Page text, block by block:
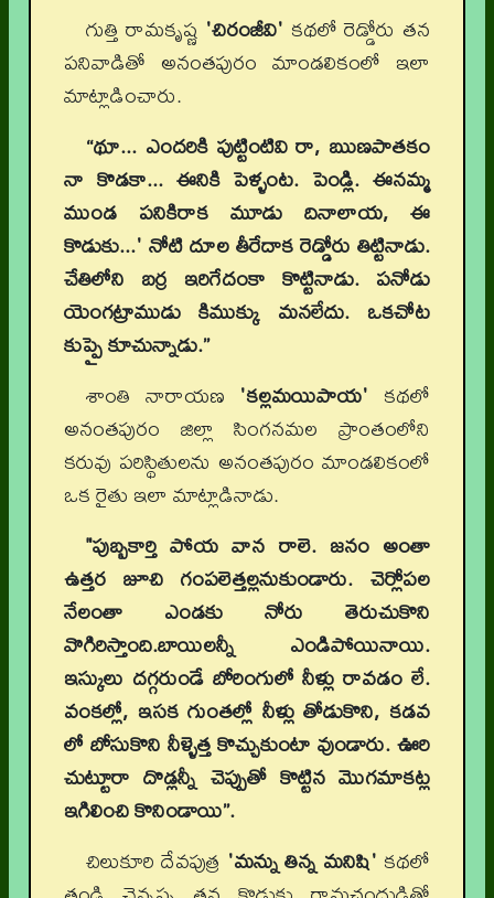
గుత్తి రామకృష్ణ 'చిరంజీవి' కథలో రెడ్డోరు తన
పనివాడితో అనంతపురం మాండలికంలో ఇలా
మాట్లాడించారు.
“థూ... ఎందరికి పుట్టింటివి రా, ఋణపాతకం
నా కొడకా... ఈనికి పెళ్ళంట. పెండ్లి. ఈనమ్మ
ముండ పనికిరాక మూడు దినాలాయ, ఈ
కొడుకు...' నోటి దూల తీరేదాక రెడ్డోరు తిట్టినాడు.
చేతిలోని బర్ర ఇరిగేదంకా కొట్టినాడు. పనోడు
యెంగట్రాముడు కిముక్కు మనలేదు. ఒకచోట
కుప్పై కూచున్నాడు.”
శాంతి నారాయణ 'కల్లమయిపాయ' కథలో
అనంతపురం జిల్లా సింగనమల ప్రాంతంలోని
కరువు పరిస్థితులను అనంతపురం మాండలికంలో
ఒక రైతు ఇలా మాట్లాడినాడు.
"పుబ్బకార్తి పోయ వాన రాలె. జనం అంతా
ఉత్తర జూచి గంపలెత్తల్లనుకుండారు. చెర్లోపల
నేలంతా ఎండకు నోరు తెరుచుకొని
వొగిరిస్తాంది.బాయిలన్నీ ఎండిపోయినాయి.
ఇస్కులు దగ్గరుండే బోరింగులో నీళ్లు రావడం లే.
వంకల్లో, ఇసక గుంతల్లో నీళ్లు తోడుకొని, కడవ
లో బోసుకొని నీళ్ళెత్త కొచ్చుకుంటా వుండారు. ఊరి
చుట్టూరా దొడ్లన్నీ చెప్పుతో కొట్టిన మొగమాకట్ల
ఇగిలించి కొనిండాయి”.
చిలుకూరి దేవపుత్ర 'మన్ను తిన్న మనిషి' కథలో